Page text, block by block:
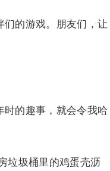
的游戏。朋友们，让
的趣事，就会令我哈
垃圾桶里的鸡蛋壳沥